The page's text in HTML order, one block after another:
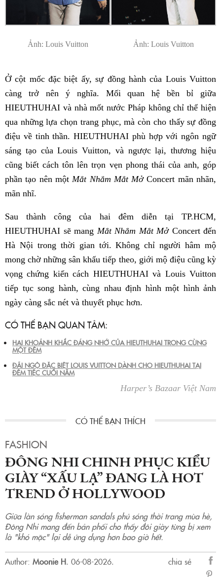
Ảnh: Louis Vuitton Ảnh: Louis Vuitton
Ở cột mốc đặc biệt ấy, sự đồng hành của Louis Vuitton
càng trở nên ý nghĩa. Mối quan hệ bền bỉ giữa
HIEUTHUHAI và nhà mốt nước Pháp không chỉ thể hiện
qua những lựa chọn trang phục, mà còn cho thấy sự đồng
điệu về tinh thần. HIEUTHUHAI phù hợp với ngôn ngữ
sáng tạo của Louis Vuitton, và ngược lại, thương hiệu
cũng biết cách tôn lên trọn vẹn phong thái của anh, góp
phần tạo nên mộtMắt Nhắm Mắt MởConcert mãn nhãn,
mãn nhĩ.
Sau thành công của hai đêm diễn tại TP.HCM,
HIEUTHUHAI sẽ mang Mắt Nhắm Mắt MởConcert đến
Hà Nội trong thời gian tới. Không chỉ người hâm mộ
mong chờ những sân khấu tiếp theo, giới mộ điệu cũng kỳ
vọng chứng kiến cách HIEUTHUHAI và Louis Vuitton
tiếp tục song hành, cùng nhau định hình một hình ảnh
ngày càng sắc nét và thuyết phục hơn.
CÓ THỂ BẠN QUAN TÂM:
HAI KHOẢNH KHẮC ĐÁNG NHỚ CỦA HIEUTHUHAI TRONG CÙNG
MỘT ĐÊM
ĐÃI NGỘ ĐẶC BIỆT LOUIS VUITTON DÀNH CHO HIEUTHUHAI TẠI
ĐÊM TIỆC CUỐI NĂM
Harper’s Bazaar Việt Nam
FASHION
ĐÔNG NHI CHINH PHỤC KIỂU
GIÀY “XẤU LẠ” ĐANG LÀ HOT
TREND Ở HOLLYWOOD
Giữa làn sóng fisherman sandals phủ sóng thời trang mùa hè,
Đông Nhi mang đến bản phối cho thấy đôi giày từng bị xem
là "khó mặc" lại dễ ứng dụng hơn bao giờ hết.
Author: Moonie H. 06-08-2026.
chia sẻ